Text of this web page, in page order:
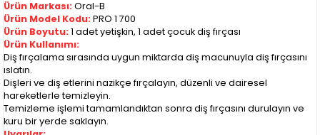
Ürün Markası: Oral-B
Ürün Model Kodu:PRO 1 700
Ürün Boyutu: 1 adet yetişkin, 1 adet çocuk diş fırçası
Ürün Kullanımı:
Diş fırçalama sırasında uygun miktarda diş macunuyla diş fırçasını
ıslatın.
Dişleri ve diş etlerini nazikçe fırçalayın, düzenli ve dairesel
hareketlerle temizleyin.
Temizleme işlemi tamamlandıktan sonra diş fırçasını durulayın ve
kuru bir yerde saklayın.